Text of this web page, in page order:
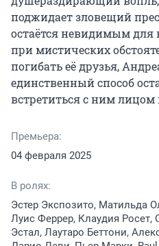
поджидает зловещий
остаётся невидимым для
при мистических
погибать её друзья,
единственный способ
встретиться с ним лицом
Премьера:
04 февраля 2025
В ролях:
Эстер Экспозито, Матильда
Луис Феррер, Клаудия
Эстал, Лаутаро Беттони,